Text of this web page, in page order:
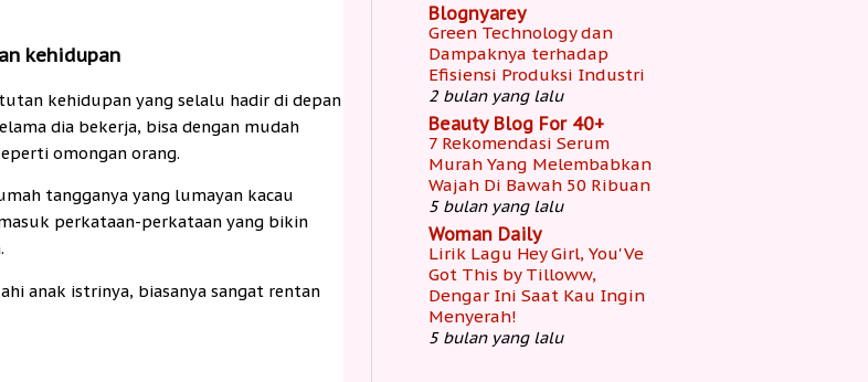
kehidupan
kehidupan yang selalu hadir di depan
dia bekerja, bisa dengan mudah
omongan orang.
tangganya yang lumayan kacau
perkataan-perkataan yang bikin
anak istrinya, biasanya sangat rentan
Blognyarey
Green Technology dan
Dampaknya terhadap
Efisiensi Produksi Industri
2 bulan yang lalu
Beauty Blog For 40+
7 Rekomendasi Serum
Murah Yang Melembabkan
Wajah Di Bawah 50 Ribuan
5 bulan yang lalu
Woman Daily
Lirik Lagu Hey Girl, You'Ve
Got This by Tilloww,
Dengar Ini Saat Kau Ingin
Menyerah!
5 bulan yang lalu